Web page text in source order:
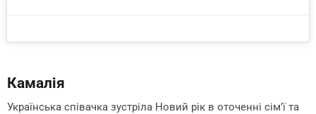
Камалія
Українська співачка зустріла Новий рік в оточенні сім’ї та